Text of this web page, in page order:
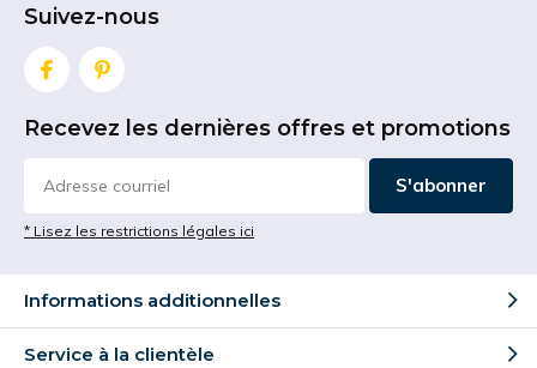
Suivez-nous
Recevez les dernières offres et promotions
S'abonner
* Lisez les restrictions légales ici
Informations additionnelles
Service à la clientèle